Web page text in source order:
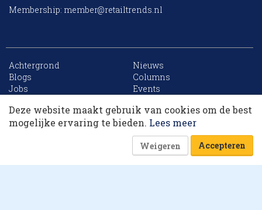
Membership: member@retailtrends.nl
Achtergrond
Nieuws
Blogs
Columns
Jobs
Events
Archief
Sitemap
Website is powered by
Deze website maakt gebruik van cookies om de best
mogelijke ervaring te bieden. Lees meer
Weigeren Accepteren
10 collega’s
Korting op events